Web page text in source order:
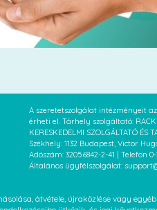
A szeretetszolgálat intézményeit
érheti el. Tárhely szolgáltató:
KERESKEDELMI SZOLGÁLTATÓ ÉS
Székhely: 1132 Budapest, Victor
Adószám: 32056842-2-41 | Telefon 0-
Általános ügyfélszolgálat:
átvétele, újraközlése vagy